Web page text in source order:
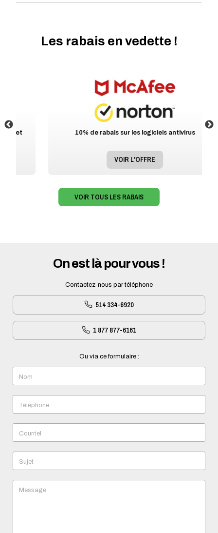
Les rabais en vedette !
10% de rabais sur les logiciels antivirus
VOIR L'OFFRE
VOIR TOUS LES RABAIS
On est là pour vous !
Contactez-nous par téléphone
514 334-6920
1 877 877-6161
Ou via ce formulaire :
Nom
Téléphone
Courriel
Sujet
Message